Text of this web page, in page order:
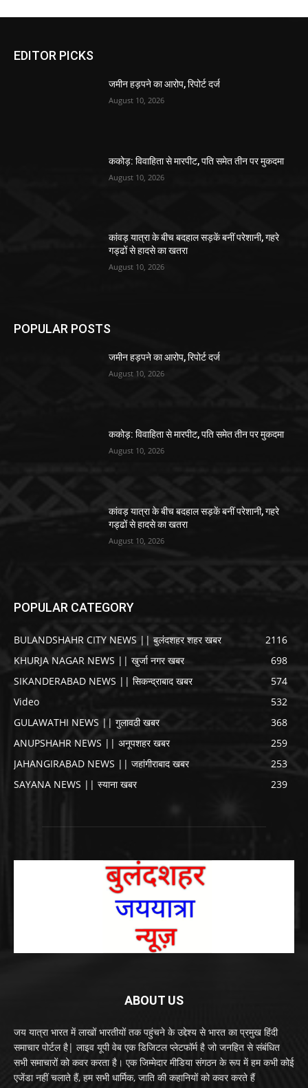
EDITOR PICKS
जमीन हड़पने का आरोप, रिपोर्ट दर्ज
August 10, 2026
ककोड़: विवाहिता से मारपीट, पति समेत तीन पर मुकदमा
August 10, 2026
कांवड़ यात्रा के बीच बदहाल सड़कें बनीं परेशानी, गहरे
गड्ढों से हादसे का खतरा
August 10, 2026
POPULAR POSTS
जमीन हड़पने का आरोप, रिपोर्ट दर्ज
August 10, 2026
ककोड़: विवाहिता से मारपीट, पति समेत तीन पर मुकदमा
August 10, 2026
कांवड़ यात्रा के बीच बदहाल सड़कें बनीं परेशानी, गहरे
गड्ढों से हादसे का खतरा
August 10, 2026
POPULAR CATEGORY
BULANDSHAHR CITY NEWS || बुलंदशहर शहर खबर
2116
KHURJA NAGAR NEWS || खुर्जा नगर खबर
698
SIKANDERABAD NEWS || सिकन्द्राबाद खबर
574
Video
532
GULAWATHI NEWS || गुलावठी खबर
368
ANUPSHAHR NEWS || अनूपशहर खबर
259
JAHANGIRABAD NEWS || जहांगीराबाद खबर
253
SAYANA NEWS || स्याना खबर
239
ABOUT US
जय यात्रा भारत में लाखों भारतीयों तक पहुंचने के उद्देश्य से भारत का प्रमुख हिंदी
समाचार पोर्टल है| लाइव यूपी वेब एक डिजिटल प्लेटफॉर्म है जो जनहित से संबंधित
सभी समाचारों को कवर करता है। एक जिम्मेदार मीडिया संगठन के रूप में हम कभी कोई
एजेंडा नहीं चलाते हैं, हम सभी धार्मिक, जाति की कहानियों को कवर करते हैं